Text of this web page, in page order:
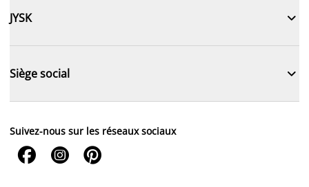
JYSK 
Siège social 
Suivez-nous sur les réseaux sociaux
  